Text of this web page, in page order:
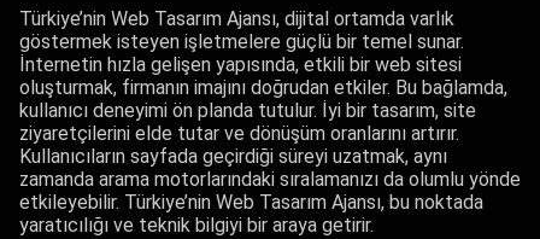
Türkiye’nin Web Tasarım Ajansı, dijital ortamda varlık
göstermek isteyen işletmelere güçlü bir temel sunar.
İnternetin hızla gelişen yapısında, etkili bir web sitesi
oluşturmak, firmanın imajını doğrudan etkiler. Bu bağlamda,
kullanıcı deneyimi ön planda tutulur. İyi bir tasarım, site
ziyaretçilerini elde tutar ve dönüşüm oranlarını artırır.
Kullanıcıların sayfada geçirdiği süreyi uzatmak, aynı
zamanda arama motorlarındaki sıralamanızı da olumlu yönde
etkileyebilir. Türkiye’nin Web Tasarım Ajansı, bu noktada
yaratıcılığı ve teknik bilgiyi bir araya getirir.